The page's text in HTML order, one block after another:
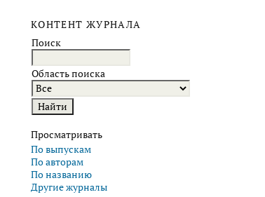
КОНТЕНТ ЖУРНАЛА
Поиск
Область поиска
Просматривать
По выпускам
По авторам
По названию
Другие журналы